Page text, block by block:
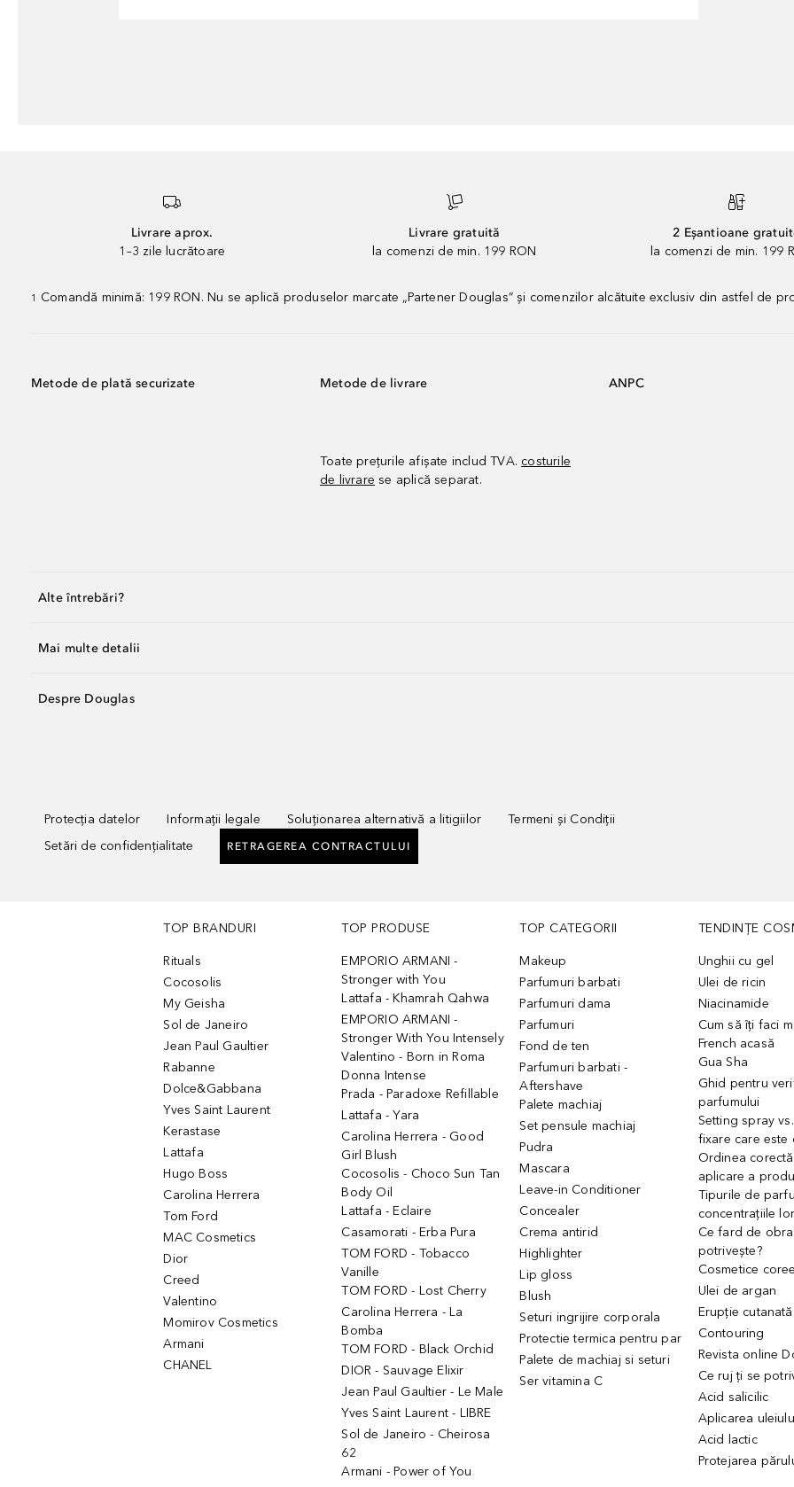
Livrare aprox.
1–3 zile lucrătoare
Livrare gratuită
la comenzi de min. 199 RON
2 Eșantioane
la comenzi de min. 199
1 Comandă minimă: 199 RON. Nu se aplică produselor marcate „Partener Douglas” și comenzilor alcătuite exclusiv din astfel de
Metode de plată securizate Metode de livrare
Toate prețurile afișate includ TVA. costurile
de livrare se aplică separat.
ANPC
Alte întrebări?
Mai multe detalii
Despre Douglas
Protecția datelor Informații legale Soluționarea alternativă a litigiilor
Termeni și Condiții
Setări de confidențialitate
RETRAGEREA CONTRACTULUI
TOP BRANDURI
Rituals
Cocosolis
My Geisha
Sol de Janeiro
Jean Paul Gaultier
Rabanne
Dolce&Gabbana
Yves Saint Laurent
Kerastase
Lattafa
Hugo Boss
Carolina Herrera
Tom Ford
MAC Cosmetics
Dior
Creed
Valentino
Momirov Cosmetics
Armani
CHANEL
TOP PRODUSE
EMPORIO ARMANI -
Stronger with You
Lattafa - Khamrah Qahwa
EMPORIO ARMANI -
Stronger With You Intensely
Valentino - Born in Roma
Donna Intense
Prada - Paradoxe Refillable
Lattafa - Yara
Carolina Herrera - Good
Girl Blush
Cocosolis - Choco Sun Tan
Body Oil
Lattafa - Eclaire
Casamorati - Erba Pura
TOM FORD - Tobacco
Vanille
TOM FORD - Lost Cherry
Carolina Herrera - La
Bomba
TOM FORD - Black Orchid
DIOR - Sauvage Elixir
Jean Paul Gaultier - Le Male
Yves Saint Laurent - LIBRE
Sol de Janeiro - Cheirosa
62
Armani - Power of You
TOP CATEGORII
Makeup
Parfumuri barbati
Parfumuri dama
Parfumuri
Fond de ten
Parfumuri barbati -
Aftershave
Palete machiaj
Set pensule machiaj
Pudra
Mascara
Leave-in Conditioner
Concealer
Crema antirid
Highlighter
Lip gloss
Blush
Seturi ingrijire corporala
Protectie termica pentru par
Palete de machiaj si seturi
Ser vitamina C
TENDINȚE
Unghii cu gel
Ulei de ricin
Niacinamide
Cum să îți faci
French acasă
Gua Sha
Ghid pentru
parfumului
Setting spray
fixare care este
Ordinea
aplicare a
Tipurile de
concentrațiile lor
Ce fard de
potrivește?
Cosmetice
Ulei de argan
Erupție
Contouring
Revista online
Ce ruj ți se
Acid salicilic
Aplicarea
Acid lactic
Protejarea